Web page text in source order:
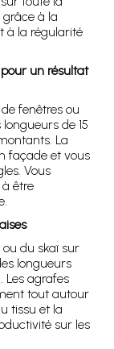
à la
à la régularité
un résultat
fenêtres ou
de 15
La
façade et vous
Vous
être
du skaï sur
longueurs
Les agrafes
tout autour
tissu et la
sur les